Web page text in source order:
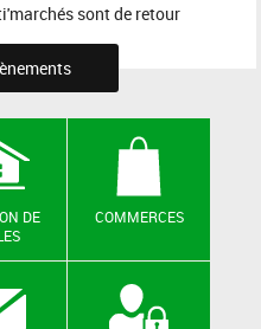
sont de retour
DE
COMMERCES